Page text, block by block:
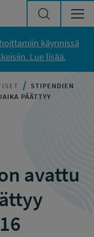
käynnissä
Lue lisää.
STIPENDIEN
PÄÄTTYY
avattu